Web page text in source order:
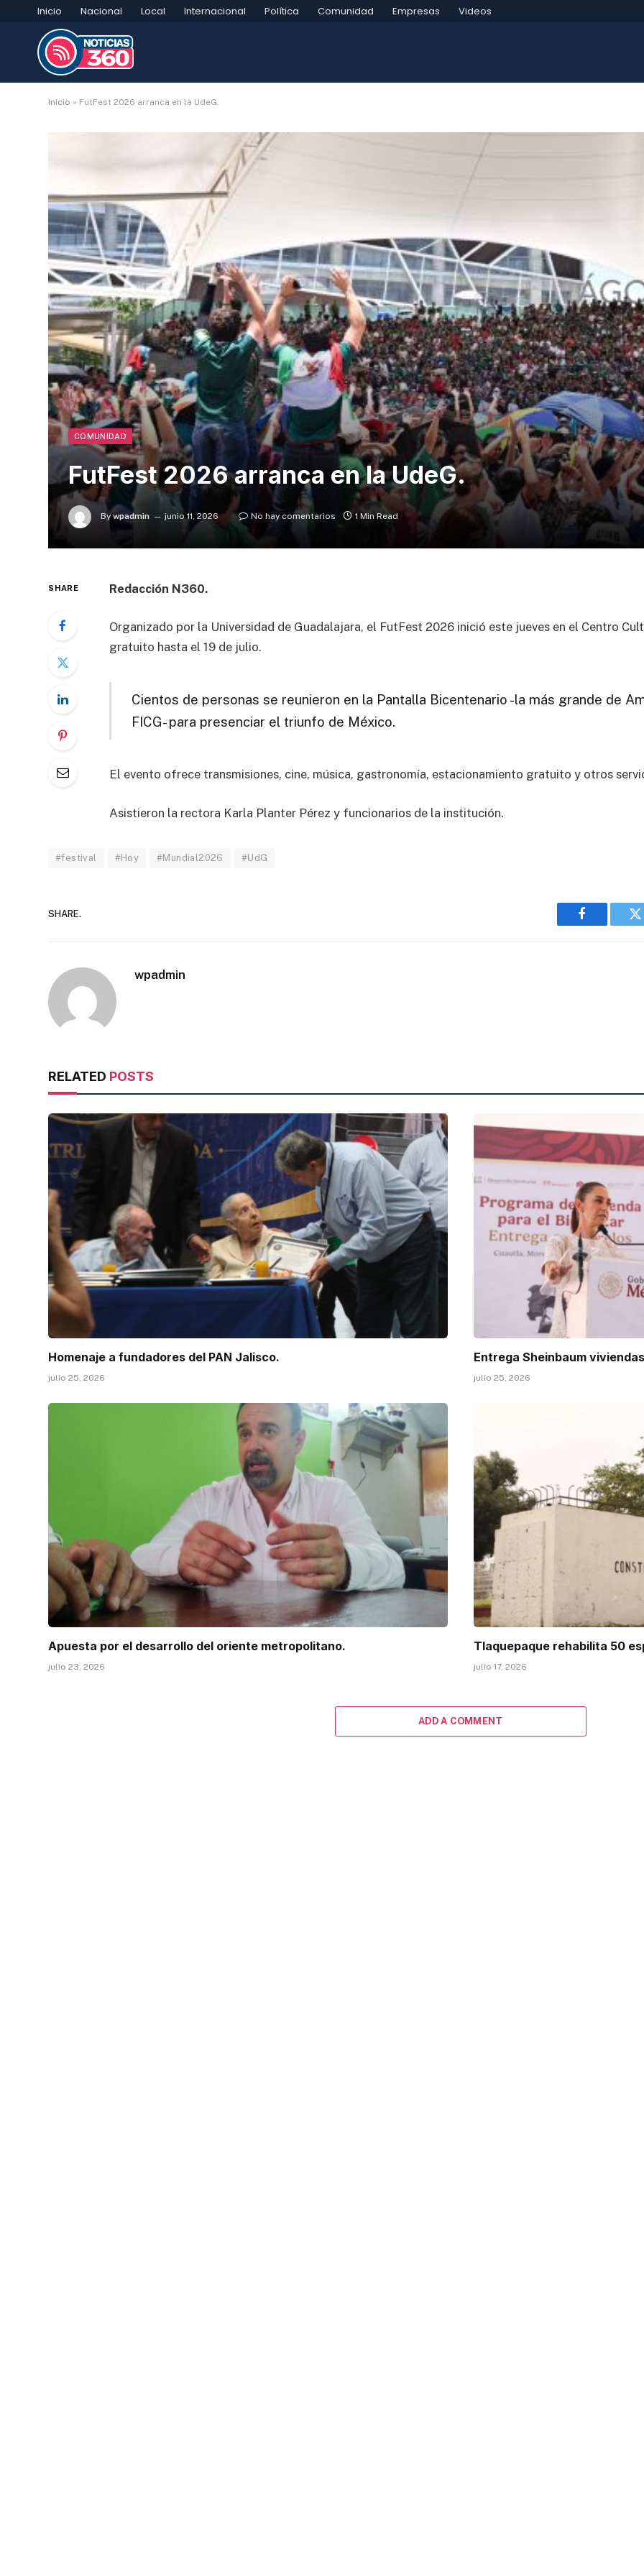
Inicio Nacional Local Internacional Política Comunidad Empresas Videos
Inicio » FutFest 2026 arranca en la UdeG.
COMUNIDAD
FutFest 2026 arranca en la UdeG.
By wpadmin junio 11, 2026 No hay comentarios 1 Min Read
SHARE Redacción N360.
Organizado por la Universidad de Guadalajara, el FutFest 2026 inició este jueves en el Centro
gratuito hasta el 19 de julio.
Cientos de personas se reunieron en la Pantalla Bicentenario -la más grande de
FICG- para presenciar el triunfo de México.
El evento ofrece transmisiones, cine, música, gastronomía, estacionamiento gratuito y otros
Asistieron la rectora Karla Planter Pérez y funcionarios de la institución.
#festival #Hoy #Mundial2026 #UdG
SHARE.
Facebook
wpadmin
RELATED POSTS
Homenaje a fundadores del PAN Jalisco.
julio 25, 2026
Entrega Sheinbaum
julio 25, 2026
Apuesta por el desarrollo del oriente metropolitano.
julio 23, 2026
Tlaquepaque rehabilita 50
julio 17, 2026
ADD A COMMENT